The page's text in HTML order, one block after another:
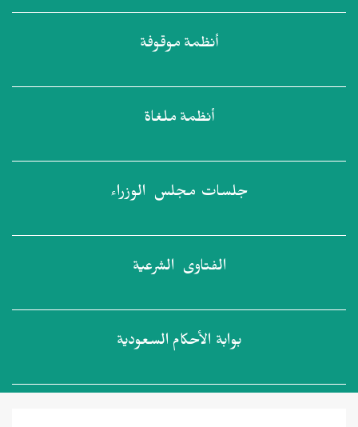
أنظمة موقوفة
أنظمة ملغاة
جلسات مجلس الوزراء
الفتاوى الشرعية
بوابة الأحكام السعودية